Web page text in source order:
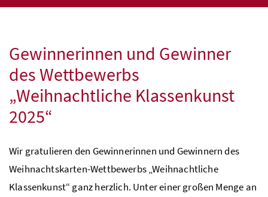
Gewinnerinnen und Gewinner
des Wettbewerbs
„Weihnachtliche Klassenkunst
2025“
Wir gratulieren den Gewinnerinnen und Gewinnern des
Weihnachtskarten-Wettbewerbs „Weihnachtliche
Klassenkunst“ ganz herzlich. Unter einer großen Menge an